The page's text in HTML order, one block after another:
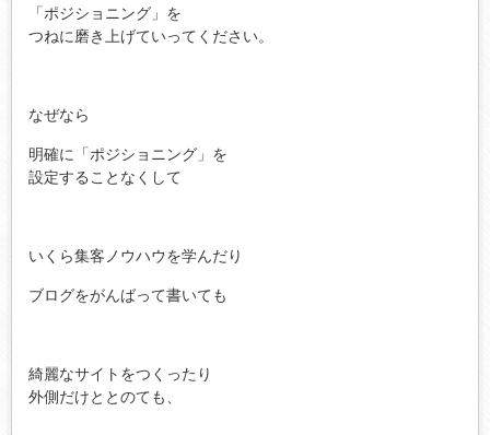
「ポジショニング」を
つねに磨き上げていってください。
なぜなら
明確に「ポジショニング」を
設定することなくして
いくら集客ノウハウを学んだり
ブログをがんばって書いても
綺麗なサイトをつくったり
外側だけととのても、